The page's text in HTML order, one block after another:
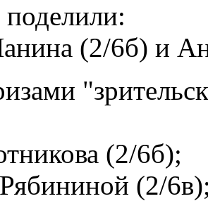
(2/6б) и
(2/6б);
(2/